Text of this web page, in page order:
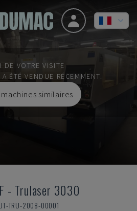
DE VOTRE VISITE
ÉTÉ VENDUE RÉCEMMENT.
similaires
- Trulaser 3030
TRU-2008-00001